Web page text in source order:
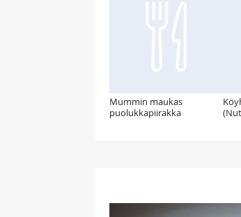
Mummin maukas
puolukkapiirakka